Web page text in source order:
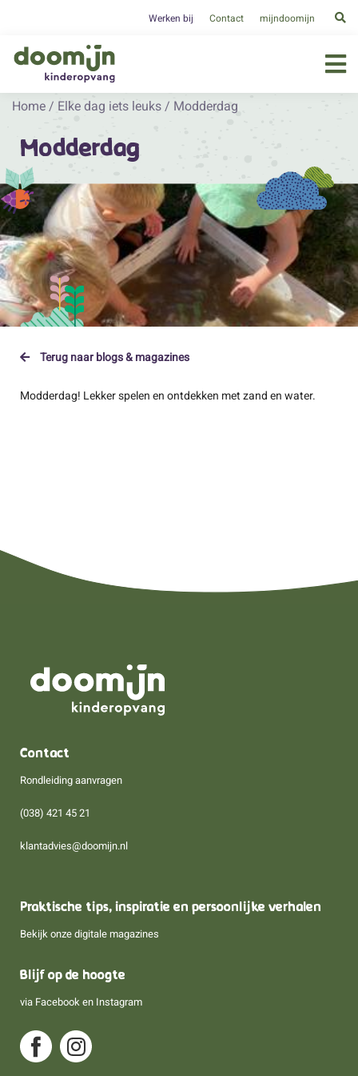
Werken bij Contact mijndoomijn
Home / Elke dag iets leuks / Modderdag
Modderdag
Terug naar blogs & magazines
Modderdag! Lekker spelen en ontdekken met zand en water.
Contact
Rondleiding aanvragen
(038) 421 45 21
klantadvies@doomijn.nl
Praktische tips, inspiratie en persoonlijke verhalen
Bekijk onze digitale magazines
Blijf op de hoogte
via Facebook en Instagram